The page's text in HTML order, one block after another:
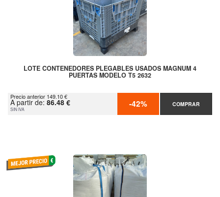
LOTE CONTENEDORES PLEGABLES USADOS MAGNUM 4
PUERTAS MODELO T5 2632
Precio anterior 149.10 €
A partir de: 86.48 €
SIN IVA -42% COMPRAR